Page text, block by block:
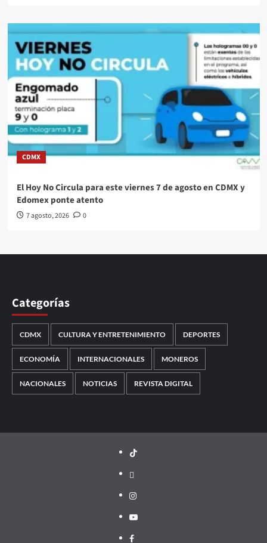
CDMX
El Hoy No Circula para este viernes 7 de agosto en CDMX y
Edomex ponte atento
7 agosto, 2026 0
Categorías
CDMX CULTURA Y ENTRETENIMIENTO DEPORTES
ECONOMÍA INTERNACIONALES MONEROS
NACIONALES NOTICIAS REVISTA DIGITAL
TikTok
threads
Instagram
Youtube
Facebook